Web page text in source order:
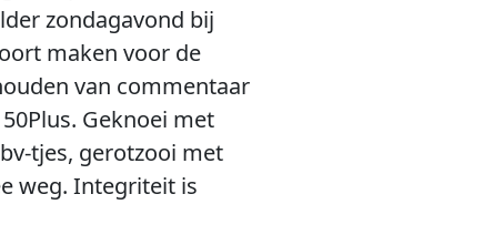
zondagavond bij
maken voor de
van commentaar
Geknoei met
tjes, gerotzooi met
weg. Integriteit is